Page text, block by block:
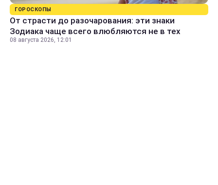
ГОРОСКОПЫ
От страсти до разочарования: эти знаки
Зодиака чаще всего влюбляются не в тех
08 августа 2026, 12:01